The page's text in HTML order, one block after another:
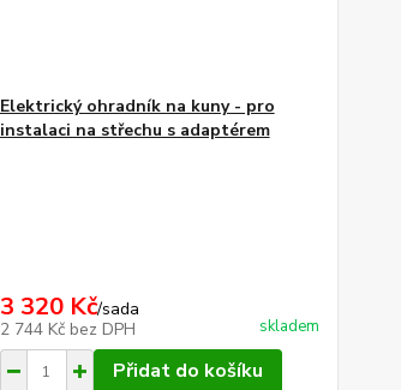
Elektrický ohradník na kuny - pro
instalaci na střechu s adaptérem
3 320 Kč/sada
2 744 Kč bez DPH skladem
Přidat do košíku